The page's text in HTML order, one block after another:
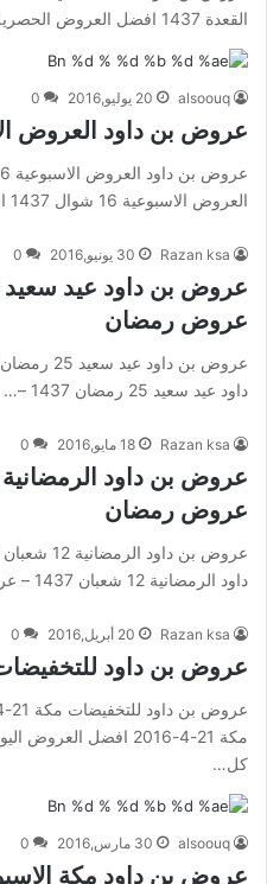
القعدة 1437 افضل العروض الحصرية المميزه…
alsoouq 20 يوليو,2016 0
عروض بن داود العروض الاسبوعية
العروض الاسبوعية 16 شوال 1437 اقوى العروض الحصرية اليوم…
Razan ksa 30 يونيو,2016 0
عروض رمضان
داود عيد سعيد 25 رمضان 1437 –…
Razan ksa 18 مايو,2016 0
عروض رمضان
داود الرمضانية 12 شعبان 1437 – عروض رمضان…
Razan ksa 20 أبريل,2016 0
عروض بن داود للتخفيضات مكة
كل…
alsoouq 30 مارس,2016 0
عروض بن داود مكة الاسبوعية 31-